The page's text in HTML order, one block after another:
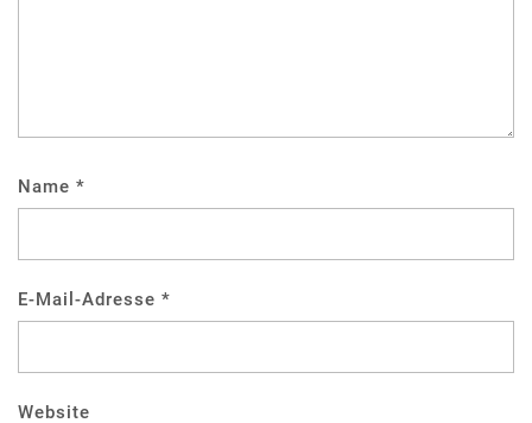
Name *
E-Mail-Adresse *
Website